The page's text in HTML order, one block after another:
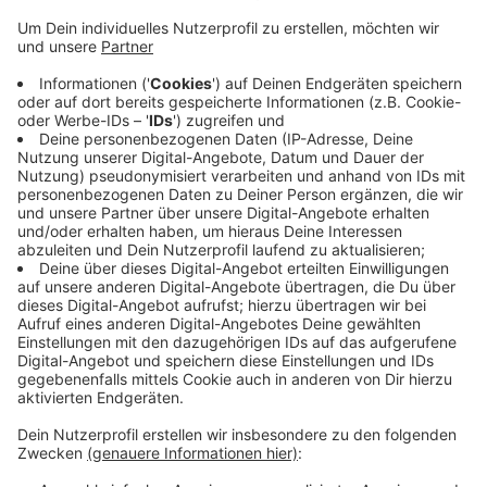
Dursuchungsbeschluss. Unter anderem kam da
auch ein Drogenspürhund zum Einsatz. Die Polizei
fand Cannabis in nicht unerheblicher Menge und
verschreibungspflichtige Schmerzmittel.
Außerdem entdeckten die Beamtinnen und
Beamten Verpackungs- und Versandmaterial, das
auf einen Drogendeal hinweisen würde. In einem
Kleiderschrank waren zudem eine Schreckschuss-
und eine Druckluftpistole versteckt. Der 23 Jahre
alte Verdächtige wurde festgenommen.
Veröffentlicht:Freitag, 13.03.2026 11:47
Anzeige